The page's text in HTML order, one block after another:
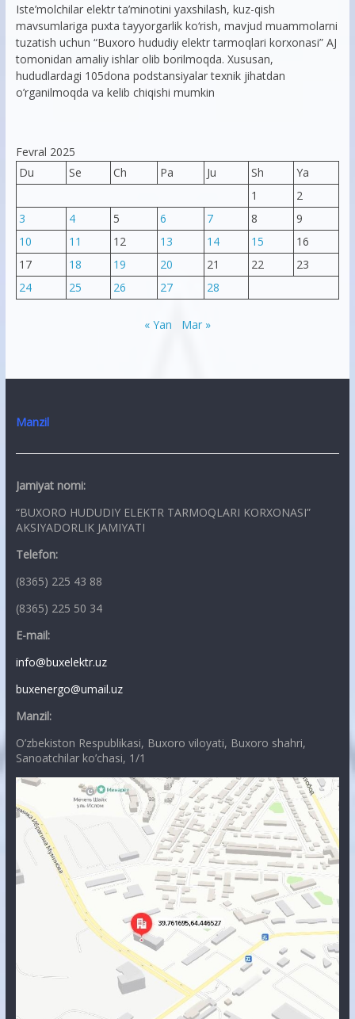
Iste’molchilar elektr ta’minotini yaxshilash, kuz-qish
mavsumlariga puxta tayyorgarlik ko‘rish, mavjud muammolarni
tuzatish uchun “Buxoro hududiy elektr tarmoqlari korxonasi” AJ
tomonidan amaliy ishlar olib borilmoqda. Xususan,
hududlardagi 105dona podstansiyalar texnik jihatdan
o’rganilmoqda va kelib chiqishi mumkin
Fevral 2025
Du
Se Ch Pa Ju Sh
Ya
1
2
3
4 5 6 7 8
9
10
11 12 13 14 15
16
17
18 19 20 21 22
23
24
25 26 27 28
« Yan Mar »
Manzil
Jamiyat nomi:
“BUXORO HUDUDIY ELEKTR TARMOQLARI KORXONASI”
AKSIYADORLIK JAMIYATI
Telefon:
(8365) 225 43 88
(8365) 225 50 34
E-mail:
info@buxelektr.uz
buxenergo@umail.uz
Manzil:
O’zbekiston Respublikasi, Buxoro viloyati, Buxoro shahri,
Sanoatchilar ko’chasi, 1/1